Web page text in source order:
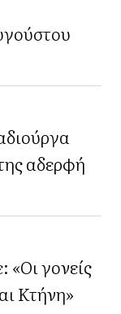
αδερφή
γονείς
Κτήνη»